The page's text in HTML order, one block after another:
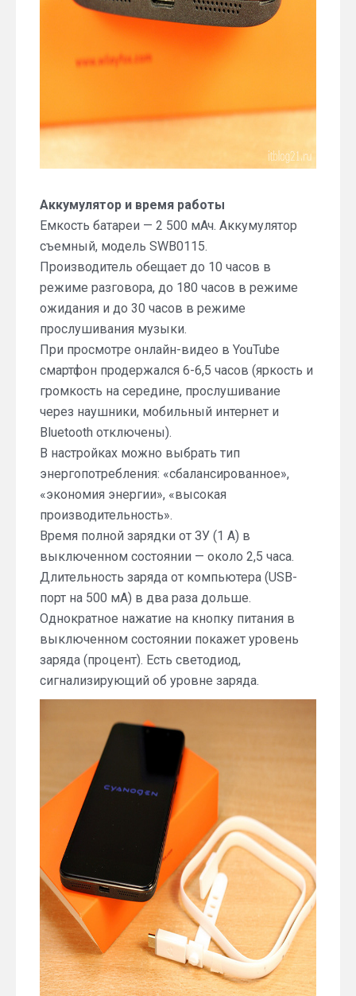
Аккумулятор и время работы
Емкость батареи — 2 500 мАч. Аккумулятор
съемный, модель SWB0115.
Производитель обещает до 10 часов в
режиме разговора, до 180 часов в режиме
ожидания и до 30 часов в режиме
прослушивания музыки.
При просмотре онлайн-видео в YouTube
смартфон продержался 6-6,5 часов (яркость и
громкость на середине, прослушивание
через наушники, мобильный интернет и
Bluetooth отключены).
В настройках можно выбрать тип
энергопотребления: «сбалансированное»,
«экономия энергии», «высокая
производительность».
Время полной зарядки от ЗУ (1 А) в
выключенном состоянии — около 2,5 часа.
Длительность заряда от компьютера (USB-
порт на 500 мА) в два раза дольше.
Однократное нажатие на кнопку питания в
выключенном состоянии покажет уровень
заряда (процент). Есть светодиод,
сигнализирующий об уровне заряда.